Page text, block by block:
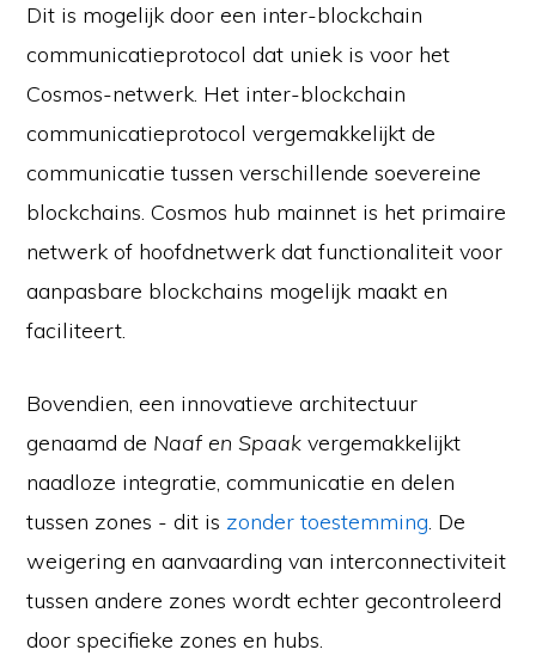
Dit is mogelijk door een inter-blockchain
communicatieprotocol dat uniek is voor het
Cosmos-netwerk. Het inter-blockchain
communicatieprotocol vergemakkelijkt de
communicatie tussen verschillende soevereine
blockchains. Cosmos hub mainnet is het primaire
netwerk of hoofdnetwerk dat functionaliteit voor
aanpasbare blockchains mogelijk maakt en
faciliteert.
Bovendien, een innovatieve architectuur
genaamd de Naaf en Spaakvergemakkelijkt
naadloze integratie, communicatie en delen
tussen zones - dit is zonder toestemming. De
weigering en aanvaarding van interconnectiviteit
tussen andere zones wordt echter gecontroleerd
door specifieke zones en hubs.